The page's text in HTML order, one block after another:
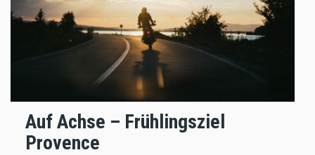
Auf Achse – Frühlingsziel
Provence